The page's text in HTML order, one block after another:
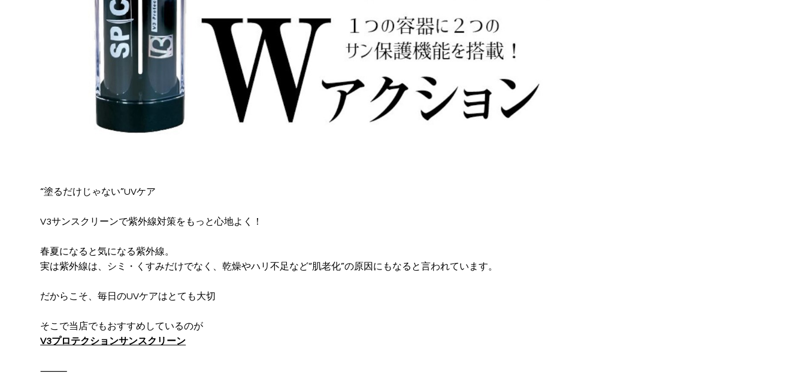
“塗るだけじゃない”UVケア
V3サンスクリーンで紫外線対策をもっと心地よく！
春夏になると気になる紫外線。
実は紫外線は、シミ・くすみだけでなく、乾燥やハリ不足など“肌老化”の原因にもなると言われています。
だからこそ、毎日のUVケアはとても大切
そこで当店でもおすすめしているのが
V3プロテクションサンスクリーン
⸻